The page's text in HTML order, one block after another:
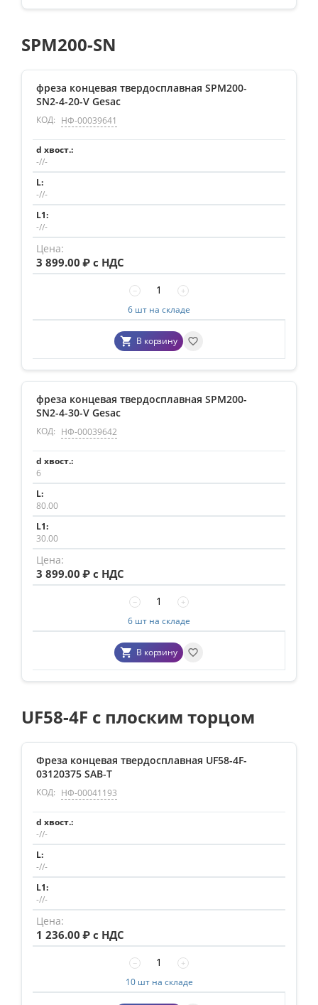
SPM200-SN
фреза концевая твердосплавная SPM200-
SN2-4-20-V Gesac
КОД: НФ-00039641
-//-
-//-
-//-
3 899.00 ₽ с НДС
+
−
6 шт на складе
В корзину
фреза концевая твердосплавная SPM200-
SN2-4-30-V Gesac
КОД: НФ-00039642
6
80.00
30.00
3 899.00 ₽ с НДС
+
−
6 шт на складе
В корзину
UF58-4F с плоским торцом
Фреза концевая твердосплавная UF58-4F-
03120375 SAB-T
КОД: НФ-00041193
-//-
-//-
-//-
1 236.00 ₽ с НДС
+
−
10 шт на складе